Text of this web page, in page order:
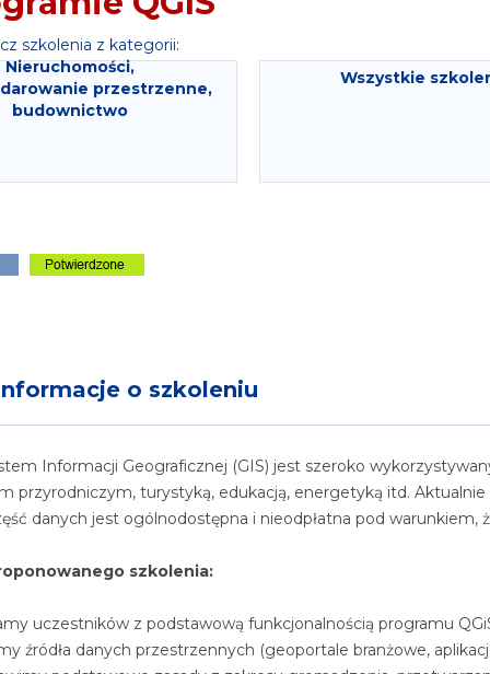
szkolenia z kategorii:
Nieruchomości,
przestrzenne,
budownictwo
Wszystkie
o szkoleniu
Informacji Geograficznej (GIS) jest szeroko
przyrodniczym, turystyką, edukacją, energetyką itd.
danych jest ogólnodostępna i nieodpłatna pod warunkiem,
szkolenia:
uczestników z podstawową funkcjonalnością programu
źródła danych przestrzennych (geoportale branżowe,